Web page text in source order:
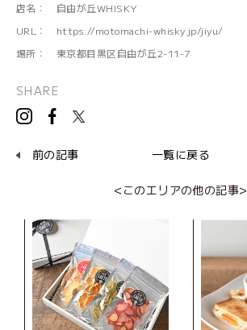
店名：
自由が丘WHISKY
URL：
https://motomachi-whisky.jp/jiyu/
場所：
東京都目黒区自由が丘2-11-7
SHARE
前の記事 一覧に戻る
<このエリアの他の記事>